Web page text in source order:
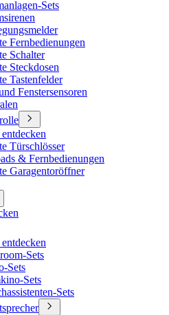
Sets
Fernbedienungen
Schalter
Steckdosen
Tastenfelder
Fenstersensoren
Türschlösser
& Fernbedienungen
Garagentoröffner
Sets
Sets
Sets
Sets